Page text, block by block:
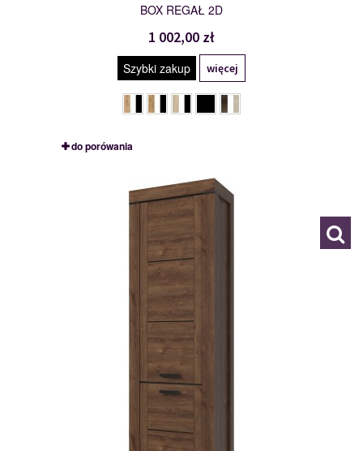
BOX REGAŁ 2D
1 002,00 zł
Szybki zakup więcej
do porówania